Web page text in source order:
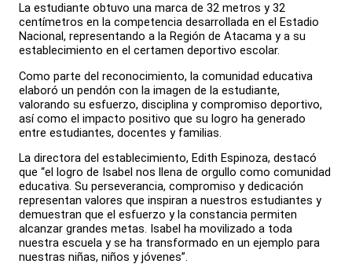
La estudiante obtuvo una marca de 32 metros y 32
centímetros en la competencia desarrollada en el Estadio
Nacional, representando a la Región de Atacama y a su
establecimiento en el certamen deportivo escolar.
Como parte del reconocimiento, la comunidad educativa
elaboró un pendón con la imagen de la estudiante,
valorando su esfuerzo, disciplina y compromiso deportivo,
así como el impacto positivo que su logro ha generado
entre estudiantes, docentes y familias.
La directora del establecimiento, Edith Espinoza, destacó
que “el logro de Isabel nos llena de orgullo como comunidad
educativa. Su perseverancia, compromiso y dedicación
representan valores que inspiran a nuestros estudiantes y
demuestran que el esfuerzo y la constancia permiten
alcanzar grandes metas. Isabel ha movilizado a toda
nuestra escuela y se ha transformado en un ejemplo para
nuestras niñas, niños y jóvenes”.